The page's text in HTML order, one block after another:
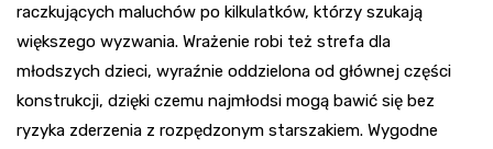
raczkujących maluchów po kilkulatków, którzy szukają
większego wyzwania. Wrażenie robi też strefa dla
młodszych dzieci, wyraźnie oddzielona od głównej części
konstrukcji, dzięki czemu najmłodsi mogą bawić się bez
ryzyka zderzenia z rozpędzonym starszakiem. Wygodne